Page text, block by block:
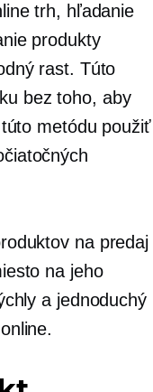
trh, hľadanie
produkty
rast. Túto
bez toho, aby
metódu použiť
na predaj
na jeho
a jednoduchý